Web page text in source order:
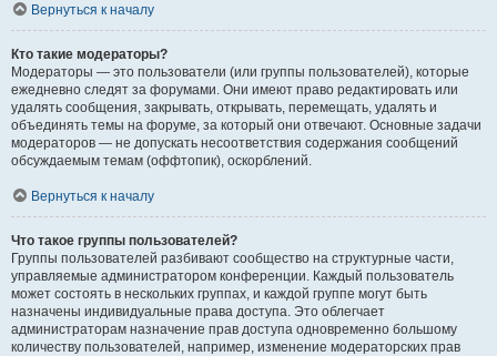
Вернуться к началу
Кто такие модераторы?
Модераторы — это пользователи (или группы пользователей), которые
ежедневно следят за форумами. Они имеют право редактировать или
удалять сообщения, закрывать, открывать, перемещать, удалять и
объединять темы на форуме, за который они отвечают. Основные задачи
модераторов — не допускать несоответствия содержания сообщений
обсуждаемым темам (оффтопик), оскорблений.
Вернуться к началу
Что такое группы пользователей?
Группы пользователей разбивают сообщество на структурные части,
управляемые администратором конференции. Каждый пользователь
может состоять в нескольких группах, и каждой группе могут быть
назначены индивидуальные права доступа. Это облегчает
администраторам назначение прав доступа одновременно большому
количеству пользователей, например, изменение модераторских прав